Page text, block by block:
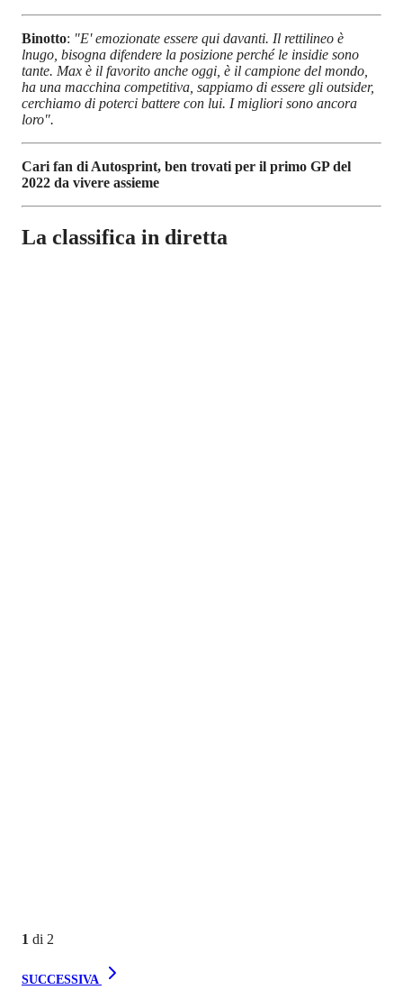
Binotto: "E' emozionate essere qui davanti. Il rettilineo è
lnugo, bisogna difendere la posizione perché le insidie sono
tante. Max è il favorito anche oggi, è il campione del mondo,
ha una macchina competitiva, sappiamo di essere gli outsider,
cerchiamo di poterci battere con lui. I migliori sono ancora
loro".
Cari fan di Autosprint, ben trovati per il primo GP del
2022 da vivere assieme
La classifica in diretta
1 di 2
SUCCESSIVA